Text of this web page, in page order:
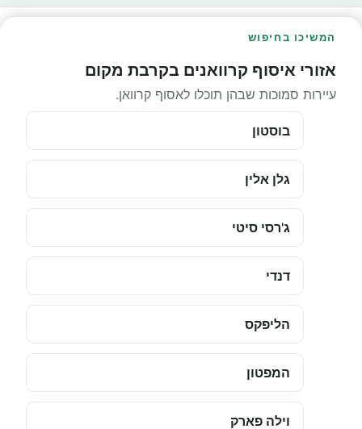
המשיכו בחיפוש
אזורי איסוף קרוואנים בקרבת מקום
עיירות סמוכות שבהן תוכלו לאסוף קרוואן.
בוסטון
גלן אלין
ג'רסי סיטי
דנדי
הליפקס
המפטון
וילה פארק